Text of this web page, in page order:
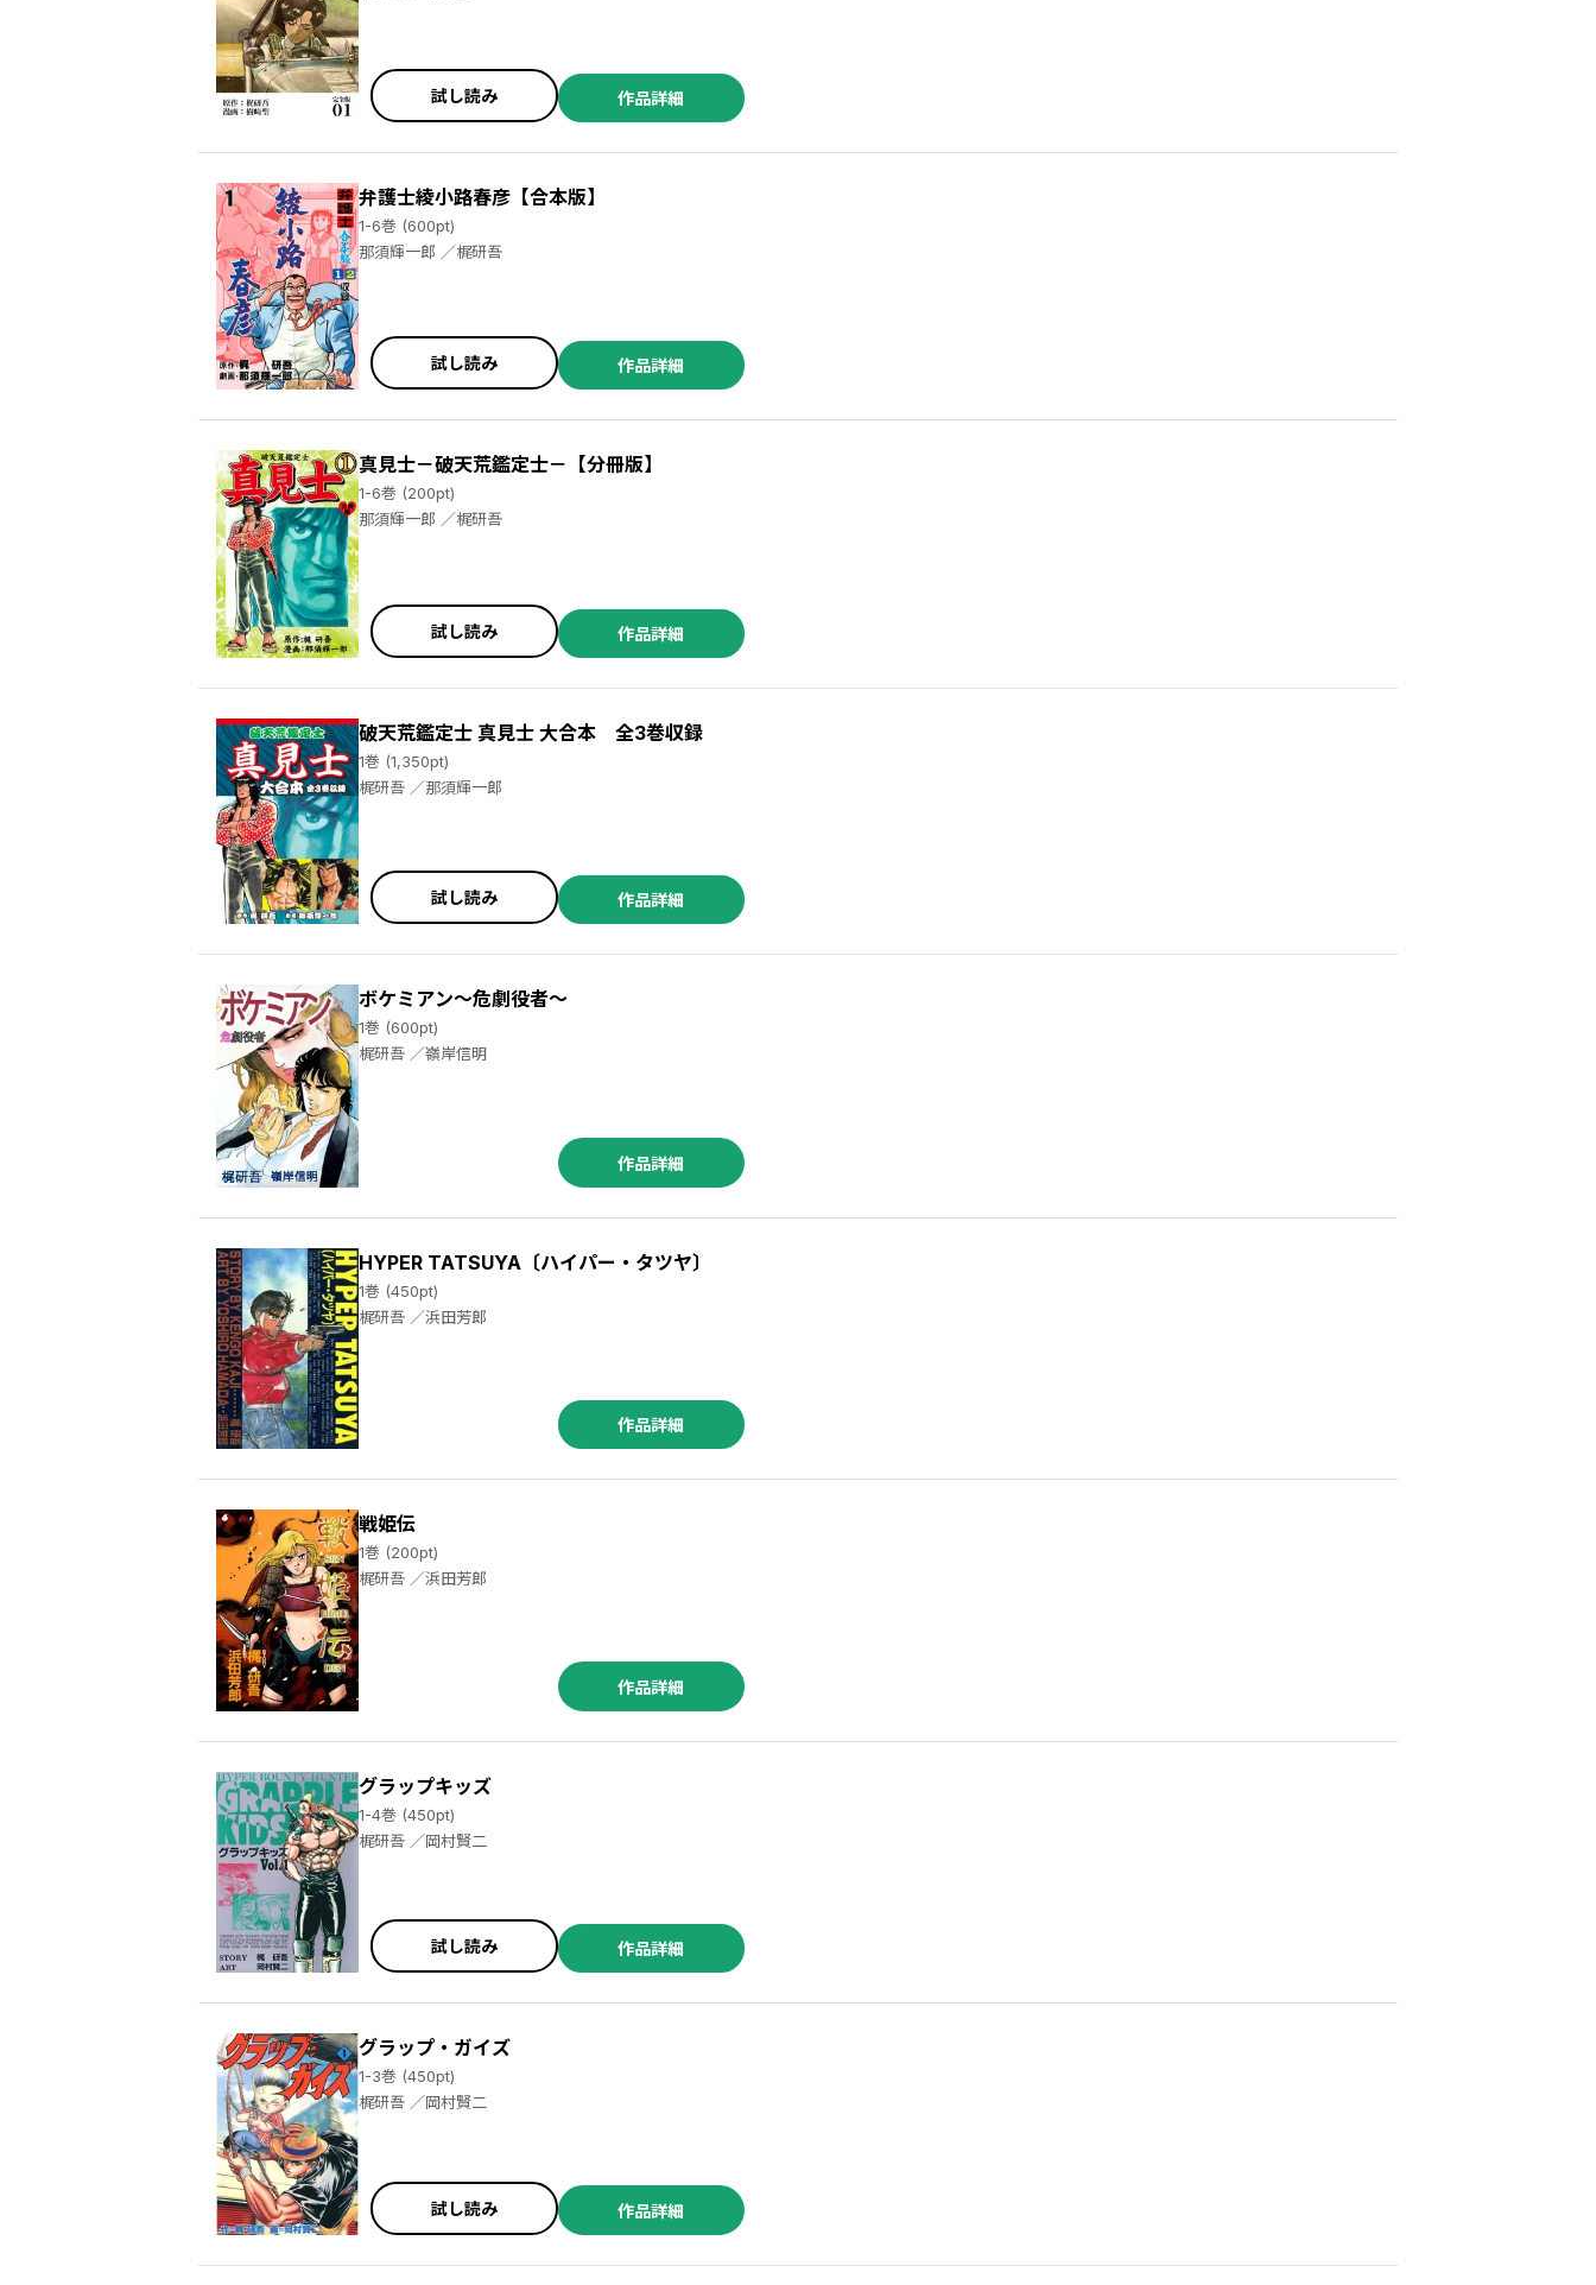
試し読み 作品詳細
弁護士綾小路春彦【合本版】
1-6巻 (600pt)
那須輝一郎 ／梶研吾
試し読み 作品詳細
真見士－破天荒鑑定士－【分冊版】
1-6巻 (200pt)
那須輝一郎 ／梶研吾
試し読み 作品詳細
破天荒鑑定士 真見士 大合本 全3巻収録
1巻 (1,350pt)
梶研吾 ／那須輝一郎
試し読み 作品詳細
ボケミアン～危劇役者～
1巻 (600pt)
梶研吾 ／嶺岸信明
作品詳細
HYPER TATSUYA〔ハイパー・タツヤ〕
1巻 (450pt)
梶研吾 ／浜田芳郎
作品詳細
戦姫伝
1巻 (200pt)
梶研吾 ／浜田芳郎
作品詳細
グラップキッズ
1-4巻 (450pt)
梶研吾 ／岡村賢二
試し読み 作品詳細
グラップ・ガイズ
1-3巻 (450pt)
梶研吾 ／岡村賢二
試し読み 作品詳細